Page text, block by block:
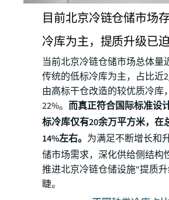
目前北京冷链仓储市场
冷库为主，提质升级已
当前北京冷链仓储市场总体量
传统的低标冷库为主，占比近
由高标干仓改造的较优质冷库
22%。 而真正符合国际标准设
标冷库仅有20余万平方米，在
14%左右。 为满足不断增长和
储市场需求，深化供给侧结构
推进北京冷链仓储设施“提质
睫。